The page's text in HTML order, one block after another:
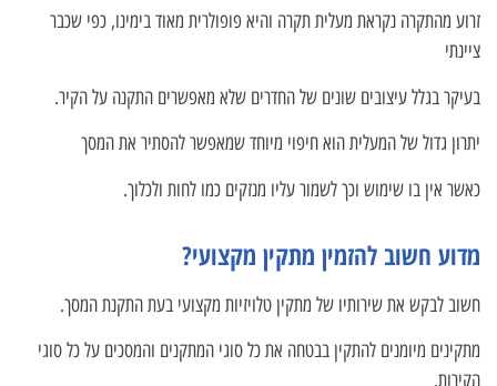
זרוע מהתקרה נקראת מעלית תקרה והיא פופולרית מאוד בימינו, כפי שכבר
ציינתי
בעיקר בגלל עיצובים שונים של החדרים שלא מאפשרים התקנה על הקיר.
יתרון גדול של המעלית הוא חיפוי מיוחד שמאפשר להסתיר את המסך
כאשר אין בו שימוש וכך לשמור עליו מנזקים כמו לחות ולכלוך.
מדוע חשוב להזמין מתקין מקצועי?
חשוב לבקש את שירותיו של מתקין טלויזיות מקצועי בעת התקנת המסך.
מתקינים מיומנים להתקין בבטחה את כל סוגי המתקנים והמסכים על כל סוגי
הקירות.